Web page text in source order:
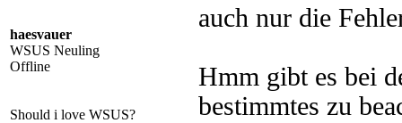
haesvauer
WSUS Neuling
Offline
Should i love WSUS?
auch nur die
Hmm gibt es bei
bestimmtes zu